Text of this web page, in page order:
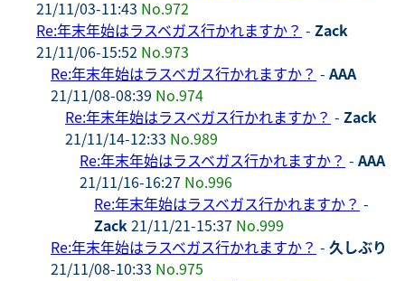
21/11/03-11:43 No.972
Re:年末年始はラスベガス行かれますか？ - Zack
21/11/06-15:52 No.973
Re:年末年始はラスベガス行かれますか？ - AAA
21/11/08-08:39 No.974
Re:年末年始はラスベガス行かれますか？ - Zack
21/11/14-12:33 No.989
Re:年末年始はラスベガス行かれますか？ - AAA
21/11/16-16:27 No.996
Re:年末年始はラスベガス行かれますか？ -
Zack21/11/21-15:37 No.999
Re:年末年始はラスベガス行かれますか？ - 久しぶり
21/11/08-10:33 No.975